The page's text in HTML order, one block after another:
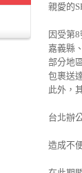
親愛的
因受第
嘉義縣
部分地
包裹送
此外，
台北辦
造成不